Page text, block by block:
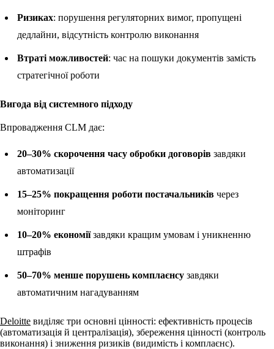
Ризиках: порушення регуляторних вимог, пропущені
дедлайни, відсутність контролю виконання
Втраті можливостей: час на пошуки документів замість
стратегічної роботи
Вигода від системного підходу
Впровадження CLM дає:
20–30% скорочення часу обробки договорів завдяки
автоматизації
15–25% покращення роботи постачальників через
моніторинг
10–20% економіїзавдяки кращим умовам і уникненню
штрафів
50–70% менше порушень комплаєнсу завдяки
автоматичним нагадуванням
Deloitte виділяє три основні цінності: ефективність процесів
(автоматизація й централізація), збереження цінності (контроль
виконання) і зниження ризиків (видимість і комплаєнс).